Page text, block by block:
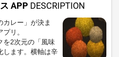
APP DESCRIPTION
カレー」が決ま
リ。
を2次元の「風味
します。横軸は辛